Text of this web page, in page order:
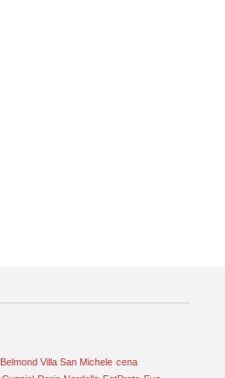
Belmond Villa San Michele cena